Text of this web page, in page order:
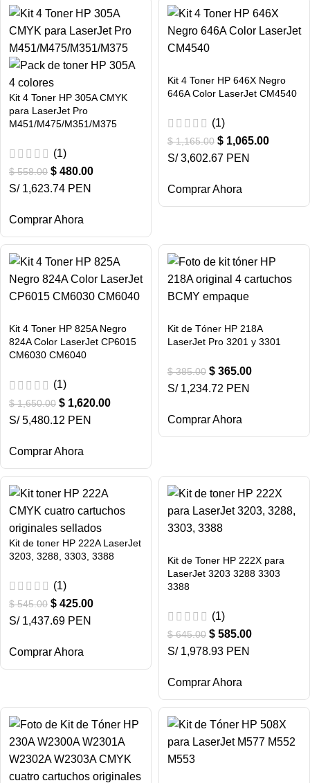
Kit 4 Toner HP 305A CMYK
para LaserJet Pro
M451/M475/M351/M375
(1)
$558.00 $ 480.00
S/ 1,623.74 PEN
Comprar Ahora
Kit 4 Toner HP 646X Negro
646A Color LaserJet CM4540
(1)
$1,165.00 $ 1,065.00
S/ 3,602.67 PEN
Comprar Ahora
Kit 4 Toner HP 825A Negro
824A Color LaserJet CP6015
CM6030 CM6040
(1)
$1,650.00 $ 1,620.00
S/ 5,480.12 PEN
Comprar Ahora
Kit de Tóner HP 218A
LaserJet Pro 3201 y 3301
$385.00 $ 365.00
S/ 1,234.72 PEN
Comprar Ahora
Kit de toner HP 222A LaserJet
3203, 3288, 3303, 3388
(1)
$545.00 $ 425.00
S/ 1,437.69 PEN
Comprar Ahora
Kit de Toner HP 222X para
LaserJet 3203 3288 3303
3388
(1)
$645.00 $ 585.00
S/ 1,978.93 PEN
Comprar Ahora